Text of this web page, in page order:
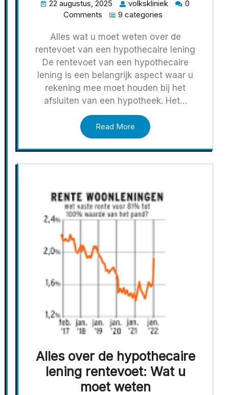
22 augustus, 2025 volkskliniek
0
Comments
9 categories
Alles wat u moet weten over de
rentevoet van een hypothecaire lening
De rentevoet van een hypothecaire
lening is een belangrijk aspect waar u
rekening mee moet houden bij het
afsluiten van een hypotheek. Het…
Read More
Alles over de hypothecaire
lening rentevoet: Wat u
moet weten